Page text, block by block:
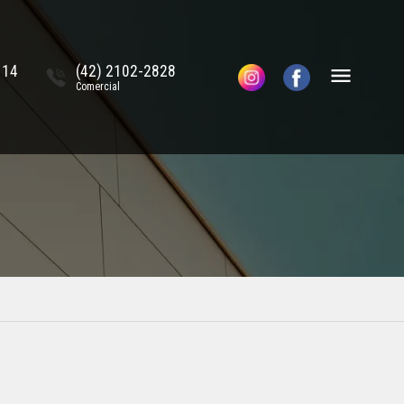
(42) 2102-2828
Comercial